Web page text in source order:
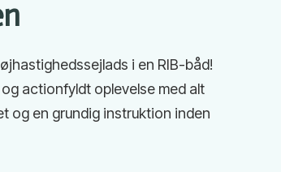
i en RIB-båd!
actionfyldt oplevelse med alt
og en grundig instruktion inden